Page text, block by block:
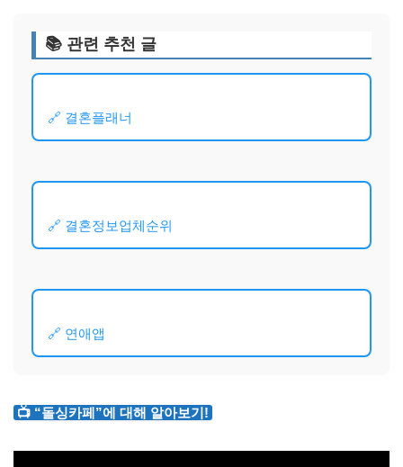
📚 관련 추천 글
🔗 결혼플래너
🔗 결혼정보업체순위
🔗 연애앱
📺 “돌싱카페”에 대해 알아보기!